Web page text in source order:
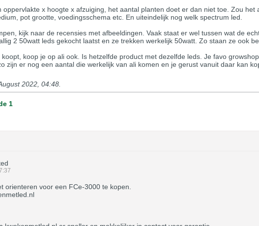
oppervlakte x hoogte x afzuiging, het aantal planten doet er dan niet toe. Zou
pot grootte, voedingsschema etc. En uiteindelijk nog welk spectrum led.
kijk naar de recensies met afbeeldingen. Vaak staat er wel tussen wat de
2 50watt leds gekocht laatst en ze trekken werkelijk 50watt. Zo staan ze ook
koop je op ali ook. Is hetzelfde product met dezelfde leds. Je favo
zijn er nog een aantal die werkelijk van ali komen en je gerust vanuit daar kan
2022, 04:48.
1
orienteren voor een FCe-3000 te kopen.